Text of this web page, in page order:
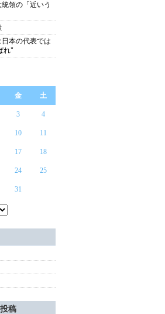
領の「近いう
本の代表では
れ"
金 土
3 4
10 11
17 18
24 25
31
稿